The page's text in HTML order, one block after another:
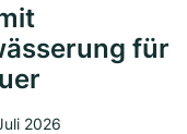
für
2026